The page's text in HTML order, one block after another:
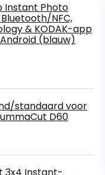
Instant Photo
NFC,
& KODAK-app
(blauw)
standaard voor
D60